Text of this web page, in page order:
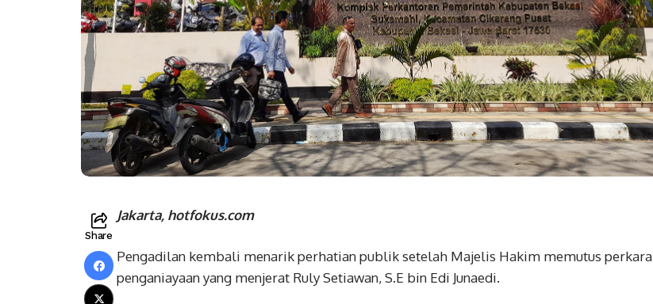
Share
Jakarta, hotfokus.com
Pengadilan kembali menarik perhatian publik setelah Majelis Hakim memutus perkara
penganiayaan yang menjerat Ruly Setiawan, S.E bin Edi Junaedi.